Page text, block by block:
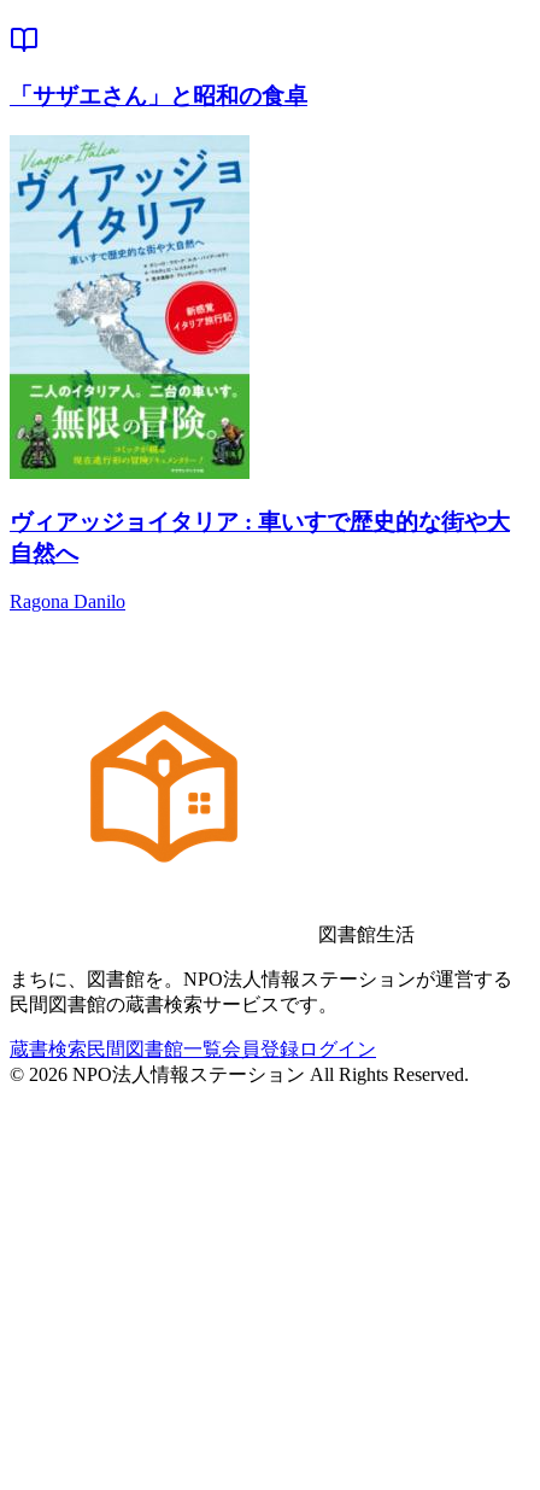
「サザエさん」と昭和の食卓
ヴィアッジョイタリア : 車いすで歴史的な街や大
自然へ
Ragona Danilo
図書館生活
まちに、図書館を。NPO法人情報ステーションが運営する
民間図書館の蔵書検索サービスです。
蔵書検索民間図書館一覧会員登録ログイン
© 2026 NPO法人情報ステーション All Rights Reserved.